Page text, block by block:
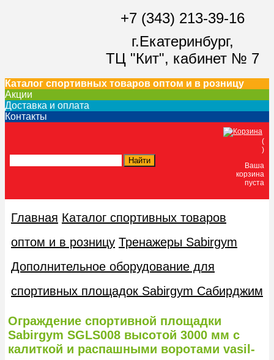
+7 (343) 213-39-16
г.Екатеринбург,
ТЦ "Кит", кабинет № 7
Каталог спортивных товаров оптом и в розницу
Акции
Доставка и оплата
Контакты
(
)
Ваша
корзина
пуста
Главная Каталог спортивных товаров
оптом и в розницу Тренажеры Sabirgym
Дополнительное оборудование для
спортивных площадок Sabirgym Сабирджим
Ограждение спортивной площадки
Sabirgym SGLS008 высотой 3000 мм с
калиткой и распашными воротами vasil-